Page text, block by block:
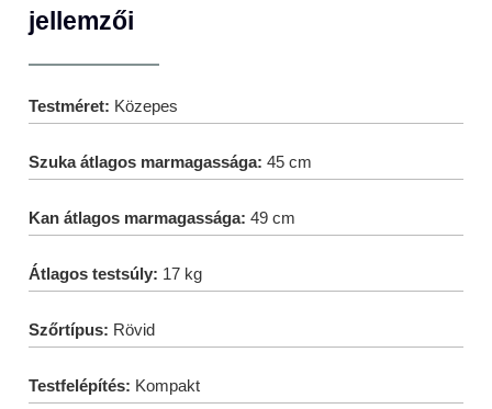
jellemzői
Testméret: Közepes
Szuka átlagos marmagassága: 45 cm
Kan átlagos marmagassága: 49 cm
Átlagos testsúly: 17 kg
Szőrtípus: Rövid
Testfelépítés: Kompakt